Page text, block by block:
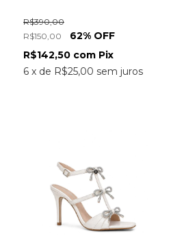
R$150,00
R$390,00
62% OFF
6 x de R$25,00 sem juros
R$142,50 com Pix